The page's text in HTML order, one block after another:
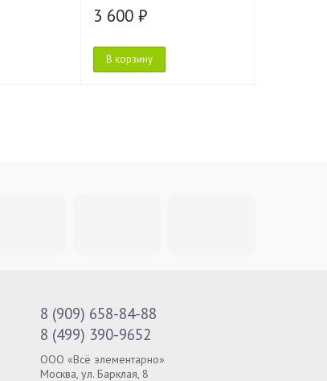
3 600 ₽
В корзину
8 (909) 658-84-88
8 (499) 390-9652
ООО «Всё элементарно»
Москва, ул. Барклая, 8